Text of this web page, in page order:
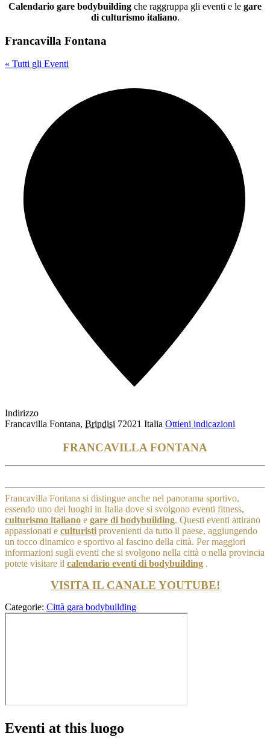
Calendario gare bodybuilding che raggruppa gli eventi e le gare
di culturismo italiano.
Francavilla Fontana
« Tutti gli Eventi
Indirizzo
Francavilla Fontana, Brindisi 72021 Italia Ottieni indicazioni
FRANCAVILLA FONTANA
Francavilla Fontana si distingue anche nel panorama sportivo,
essendo uno dei luoghi in Italia dove si svolgono eventi fitness,
culturismo italiano e gare di bodybuilding. Questi eventi attirano
appassionati e culturisti provenienti da tutto il paese, aggiungendo
un tocco dinamico e sportivo al fascino della città. Per maggiori
informazioni sugli eventi che si svolgono nella città o nella provincia
potete visitare il calendario eventi di bodybuilding .
VISITA IL CANALE YOUTUBE!
Categorie: Città gara bodybuilding
Eventi at this luogo